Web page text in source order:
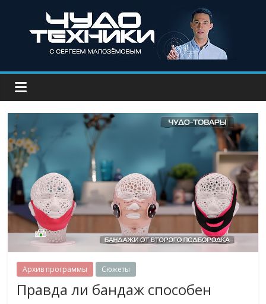
Архив программы Сюжеты
Правда ли бандаж способен